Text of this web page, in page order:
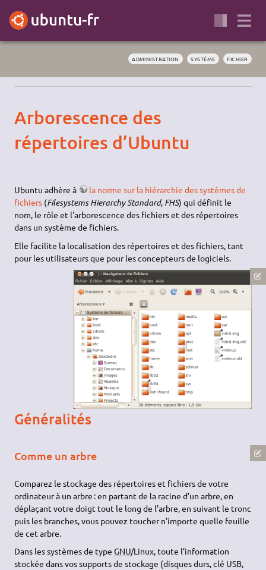
ADMINISTRATION SYSTÈME FICHIER
Arborescence des
répertoires d’Ubuntu
Ubuntu adhère à
la norme sur la hiérarchie des systèmes de
fichiers (Filesystems Hierarchy Standard, FHS) qui définit le
nom, le rôle et l'arborescence des fichiers et des répertoires
dans un système de fichiers.
Elle facilite la localisation des répertoires et des fichiers, tant
pour les utilisateurs que pour les concepteurs de logiciels.
Généralités
Comme un arbre
Comparez le stockage des répertoires et fichiers de votre
ordinateur à un arbre : en partant de la racine d’un arbre, en
déplaçant votre doigt tout le long de l’arbre, en suivant le tronc
puis les branches, vous pouvez toucher n’importe quelle feuille
de cet arbre.
Dans les systèmes de typeGNU/Linux, toute l’information
stockée dans vos supports de stockage (disques durs, clé USB,